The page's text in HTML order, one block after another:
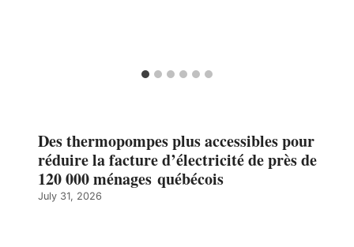
Des thermopompes plus accessibles pour
réduire la facture d’électricité de près de
120 000 ménages québécois
July 31, 2026